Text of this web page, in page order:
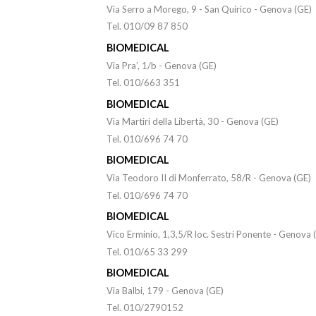
Via Serro a Morego, 9 - San Quirico - Genova (GE)
Tel. 010/09 87 850
BIOMEDICAL
Via Pra’, 1/b - Genova (GE)
Tel. 010/663 351
BIOMEDICAL
Via Martiri della Libertà, 30 - Genova (GE)
Tel. 010/696 74 70
BIOMEDICAL
Via Teodoro II di Monferrato, 58/R - Genova (GE)
Tel. 010/696 74 70
BIOMEDICAL
Vico Erminio, 1,3,5/R loc. Sestri Ponente - Genova
Tel. 010/65 33 299
BIOMEDICAL
Via Balbi, 179 - Genova (GE)
Tel. 010/2790152